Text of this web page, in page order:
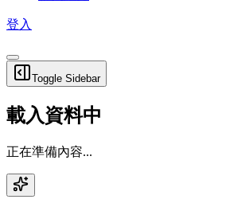
登入
Toggle Sidebar
載入資料中
正在準備內容...